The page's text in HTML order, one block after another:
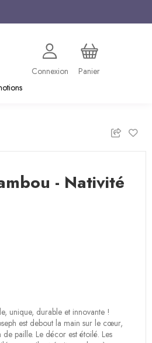
Connexion
Panier
- Nativité
unique, durable et innovante !
est debout la main sur le cœur,
paille. Le décor est étoilé. Les